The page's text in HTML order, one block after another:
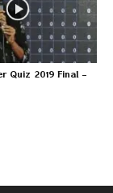
Quiz 2019 Final –